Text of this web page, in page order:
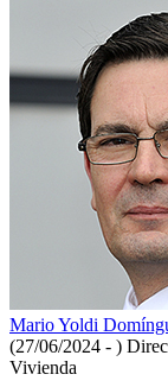
Mario Yoldi
(27/06/2024 - )
Vivienda